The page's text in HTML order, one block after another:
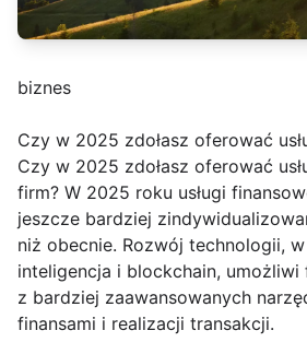
biznes
Czy w 2025 zdołasz oferować
Czy w 2025 zdołasz oferować
firm? W 2025 roku usługi
jeszcze bardziej
niż obecnie. Rozwój technologii,
inteligencja i blockchain,
z bardziej zaawansowanych
finansami i realizacji transakcji.